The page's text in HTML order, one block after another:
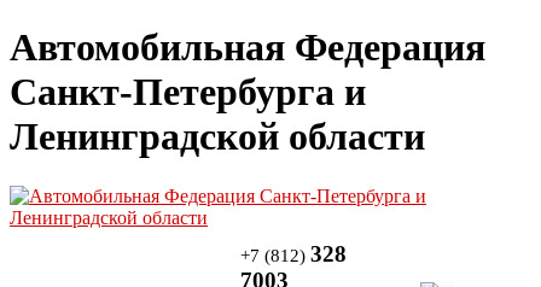
Автомобильная Федерация
Санкт-Петербурга и
Ленинградской области
+7 (812) 328
7003